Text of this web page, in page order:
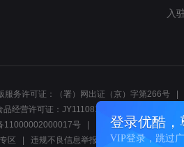
登录优酷，
VIP登录，跳过
入
服务许可证：（署）网出证（京）字第266号
品经营许可证：JY11108122976214
11000002000017号 网络110报警服务
区 违规不良信息举报:电话4008100580、